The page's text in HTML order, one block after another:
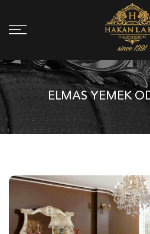
ELMAS YEMEK